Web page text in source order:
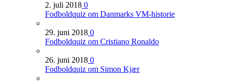
2. juli 2018 0
Fodboldquiz om Danmarks VM-historie
29. juni 2018 0
Fodboldquiz om Cristiano Ronaldo
26. juni 2018 0
Fodboldquiz om Simon Kjær